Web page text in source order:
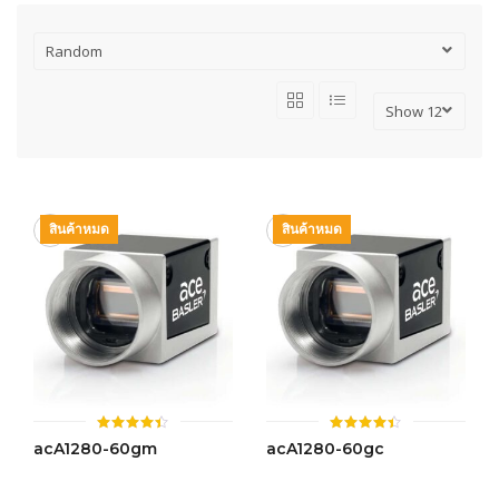
สินค้าหมด
ให้
คะแนน
acA1280-60gm
สินค้าหมด
ให้
คะแนน
acA1280-60gc